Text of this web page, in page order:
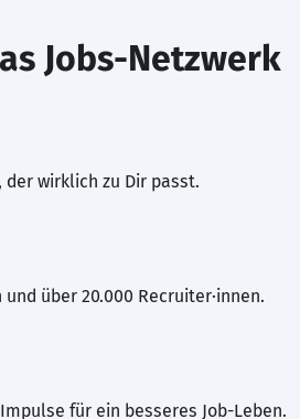
Jobs-Netzwerk
der wirklich zu Dir passt.
über 20.000 Recruiter·innen.
für ein besseres Job-Leben.